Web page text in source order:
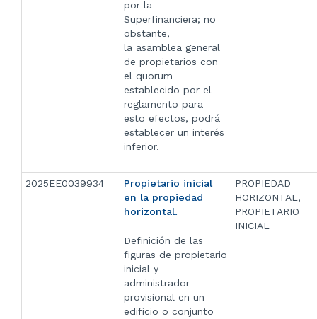
por la
Superfinanciera; no
obstante,
la asamblea general
de propietarios con
el quorum
establecido por el
reglamento para
esto efectos, podrá
establecer un interés
inferior.
2025EE0039934
Propietario inicial
en la propiedad
horizontal.
Definición de las
figuras de propietario
inicial y
administrador
provisional en un
edificio o conjunto
PROPIEDAD
HORIZONTAL,
PROPIETARIO
INICIAL